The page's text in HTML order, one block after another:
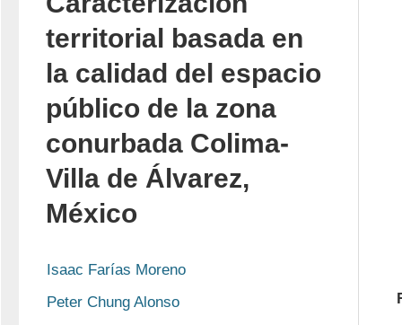
territorial basada en
la calidad del espacio
público de la zona
conurbada Colima-
Villa de Álvarez,
México
Isaac Farías Moreno
Peter Chung Alonso